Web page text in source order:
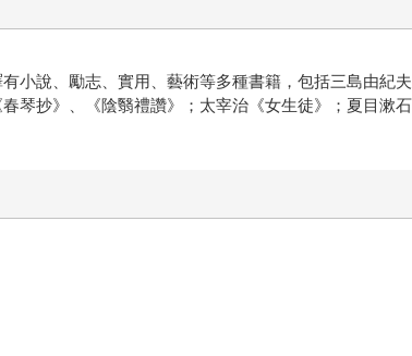
小說、勵志、實用、藝術等多種書籍，包括三島由紀
琴抄》、《陰翳禮讚》；太宰治《女生徒》；夏目漱